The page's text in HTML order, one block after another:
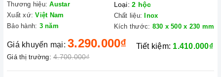
Thương hiệu: Austar
Xuất xứ: Việt Nam
Bảo hành: 3 năm
Loại: 2 hộc
Chất liệu:
Inox
Kích thước: 830 x 500 x 230 mm
Giá khuyến mại: 3.290.000₫
Giá thị trường: 4.700.000₫
Tiết kiệm: 1.410.000₫